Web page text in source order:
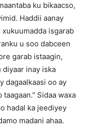
ku bikaacso,
Haddii aanay
isgarab
u soo dabceen
garab istaagin,
diyaar inay iska
dagaalkaasi oo ay
Sidaa waxa
hadal ka jeediyey
madani ahaa.